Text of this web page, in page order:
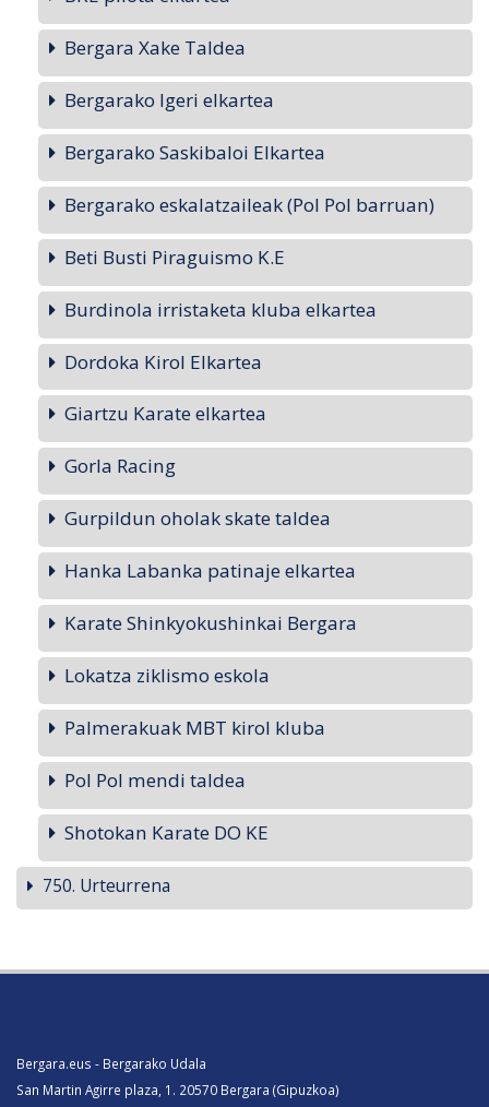
Bergara Xake Taldea
Bergarako Igeri elkartea
Bergarako Saskibaloi Elkartea
Bergarako eskalatzaileak (Pol Pol barruan)
Beti Busti Piraguismo K.E
Burdinola irristaketa kluba elkartea
Dordoka Kirol Elkartea
Giartzu Karate elkartea
Gorla Racing
Gurpildun oholak skate taldea
Hanka Labanka patinaje elkartea
Karate Shinkyokushinkai Bergara
Lokatza ziklismo eskola
Palmerakuak MBT kirol kluba
Pol Pol mendi taldea
Shotokan Karate DO KE
750. Urteurrena
Bergara.eus - Bergarako Udala
San Martin Agirre plaza, 1. 20570 Bergara (Gipuzkoa)